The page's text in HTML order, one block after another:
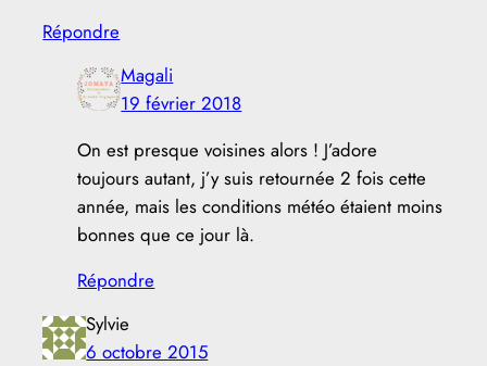
Répondre
Magali
19 février 2018
On est presque voisines alors ! J’adore
toujours autant, j’y suis retournée 2 fois cette
année, mais les conditions météo étaient moins
bonnes que ce jour là.
Répondre
Sylvie
6 octobre 2015